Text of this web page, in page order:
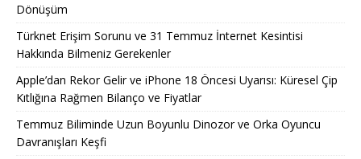
Dönüşüm
Türknet Erişim Sorunu ve 31 Temmuz İnternet Kesintisi
Hakkında Bilmeniz Gerekenler
Apple’dan Rekor Gelir ve iPhone 18 Öncesi Uyarısı: Küresel Çip
Kıtlığına Rağmen Bilanço ve Fiyatlar
Temmuz Biliminde Uzun Boyunlu Dinozor ve Orka Oyuncu
Davranışları Keşfi